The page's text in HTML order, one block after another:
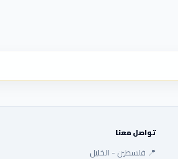
تواصل معنا
📍 فلسطين - الخليل